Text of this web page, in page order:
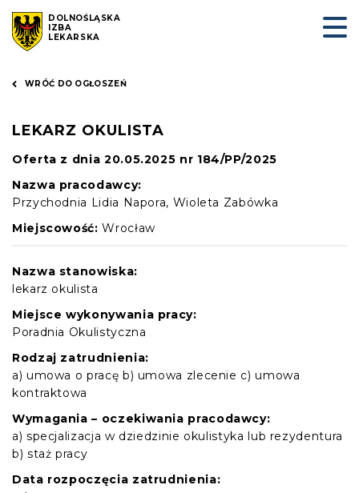
DOLNOŚLĄSKA
IZBA
LEKARSKA
WRÓĆ DO OGŁOSZEŃ
LEKARZ OKULISTA
Oferta z dnia 20.05.2025 nr 184/PP/2025
Nazwa pracodawcy:
Przychodnia Lidia Napora, Wioleta Zabówka
Miejscowość: Wrocław
Nazwa stanowiska:
lekarz okulista
Miejsce wykonywania pracy:
Poradnia Okulistyczna
Rodzaj zatrudnienia:
a) umowa o pracę b) umowa zlecenie c) umowa
kontraktowa
Wymagania – oczekiwania pracodawcy:
a) specjalizacja w dziedzinie okulistyka lub rezydentura
b) staż pracy
Data rozpoczęcia zatrudnienia: